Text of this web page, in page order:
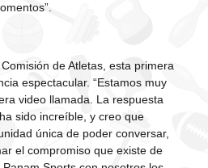
de Atletas, esta primera
espectacular. “Estamos muy
video llamada. La respuesta
sido increíble, y creo que
única de poder conversar,
el compromiso que existe de